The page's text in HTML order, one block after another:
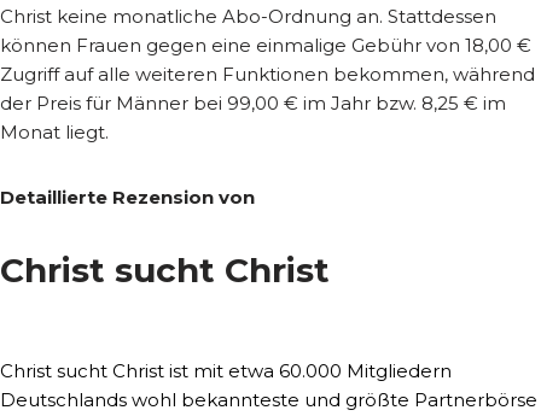
Christ keine monatliche Abo-Ordnung an. Stattdessen
können Frauen gegen eine einmalige Gebühr von 18,00 €
Zugriff auf alle weiteren Funktionen bekommen, während
der Preis für Männer bei 99,00 € im Jahr bzw. 8,25 € im
Monat liegt.
Detaillierte Rezension von
Christ sucht Christ
Christ sucht Christ ist mit etwa 60.000 Mitgliedern
Deutschlands wohl bekannteste und größte Partnerbörse